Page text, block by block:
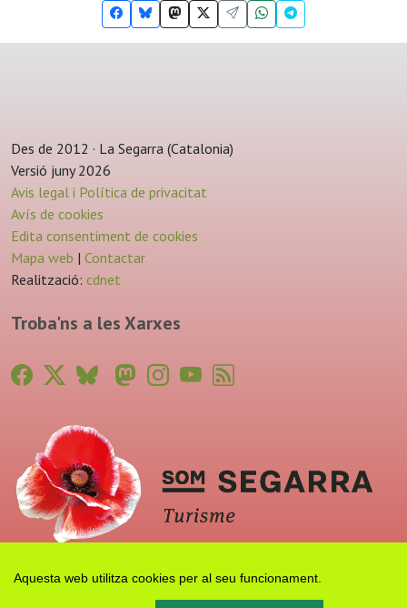
Aquesta web utilitza cookies per al seu funcionament.
Des de 2012 · La Segarra (Catalonia)
Versió juny 2026
Avis legal i Política de privacitat
Avís de cookies
Edita consentiment de cookies
Mapa web | Contactar
Realització: cdnet
Troba'ns a les Xarxes